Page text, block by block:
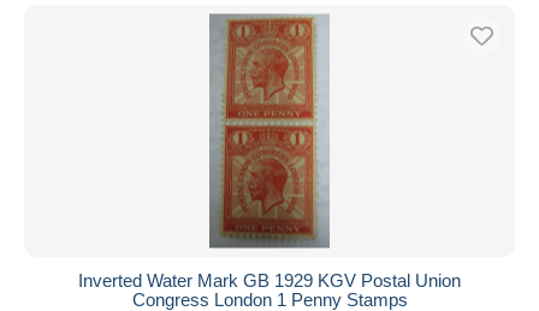
Inverted Water Mark GB 1929 KGV Postal Union
Congress London 1 Penny Stamps